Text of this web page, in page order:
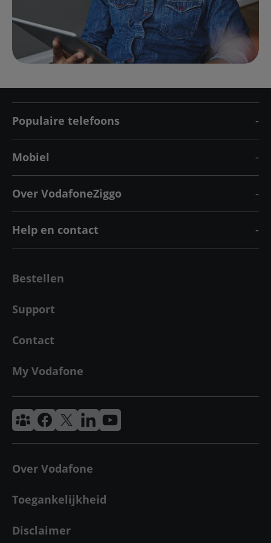
Populaire telefoons
Mobiel
Over VodafoneZiggo
Help en contact
Bestellen
Support
Contact
My Vodafone
Vodafone & Ziggo Community
Vodafone Facebook
Vodafone XVodafoneZiggo LinkedIn
Vodafone YouTube
Over Vodafone
Toegankelijkheid
Disclaimer